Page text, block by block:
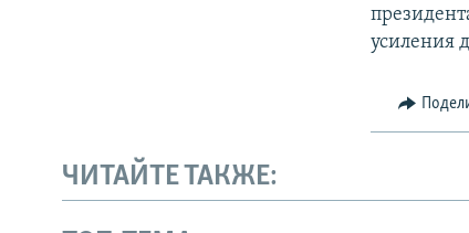
усиления
ЧИТАЙТЕ ТАКЖЕ: